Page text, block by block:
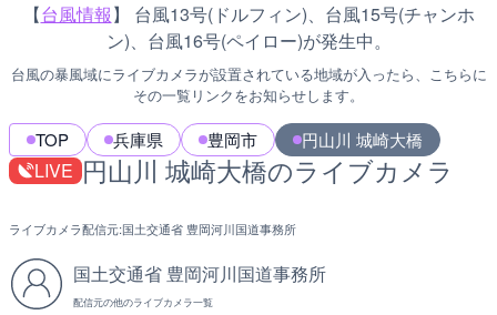
【台風情報】 台風13号(ドルフィン)、台風15号(チャンホ
ン)、台風16号(ペイロー)が発生中。
台風の暴風域にライブカメラが設置されている地域が入ったら、こちらに
その一覧リンクをお知らせします。
TOP 兵庫県 豊岡市 円山川 城崎大橋
LIVE 円山川 城崎大橋のライブカメラ
ライブカメラ配信元:国土交通省 豊岡河川国道事務所
国土交通省 豊岡河川国道事務所
配信元の他のライブカメラ一覧